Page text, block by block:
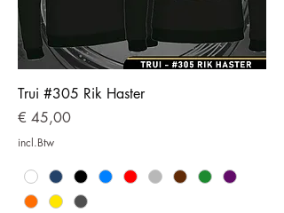
Trui #305 Rik Haster
Prijs
€ 45,00
incl.Btw